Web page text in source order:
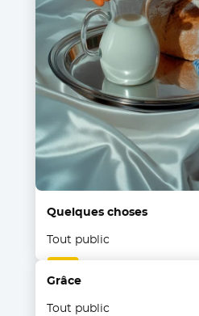
Quelques choses
Tout public
Grâce
Tout public